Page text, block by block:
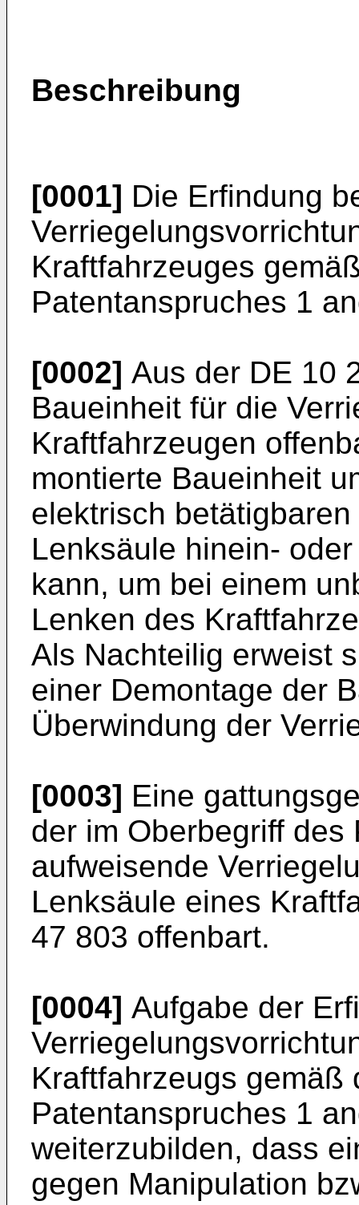
Beschreibung
[0001] Die Erfindung
Kraftfahrzeuges
Patentanspruches 1
[0002] Aus der DE 10
Baueinheit für die
Kraftfahrzeugen
montierte Baueinheit
elektrisch
Lenksäule hinein-
kann, um bei einem
Lenken des
Als Nachteilig erweist
einer Demontage der
Überwindung der
[0003] Eine
der im Oberbegriff
aufweisende
Lenksäule eines
47 803 offenbart.
[0004] Aufgabe der
Kraftfahrzeugs gemäß
Patentanspruches 1
weiterzubilden, dass
gegen Manipulation